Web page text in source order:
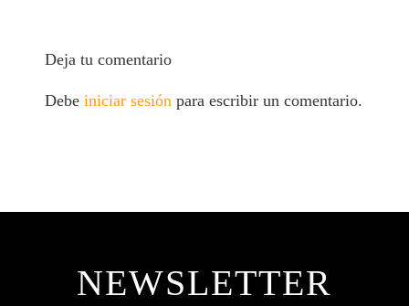
Deja tu comentario
Debeiniciar sesiónpara escribir un comentario.
NEWSLETTER